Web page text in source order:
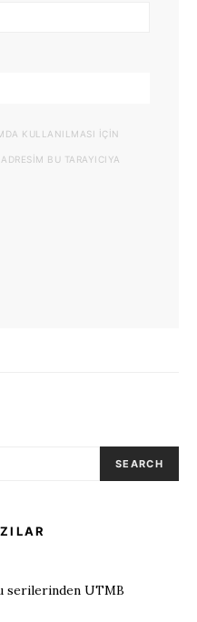
KULLANILMASI IÇIN
BU TARAYICIYA
SEARCH
serilerinden UTMB